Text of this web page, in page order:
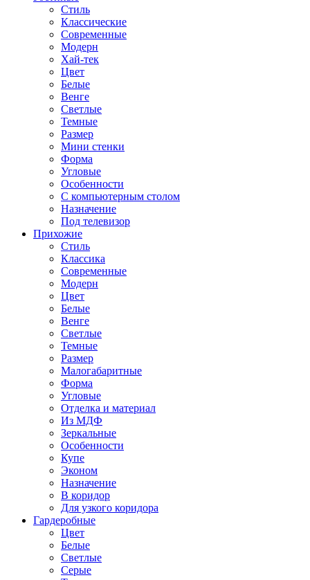
Стиль
Классические
Современные
Модерн
Хай-тек
Цвет
Белые
Венге
Светлые
Темные
Размер
Мини стенки
Форма
Угловые
Особенности
С компьютерным столом
Назначение
Под телевизор
Прихожие
Стиль
Классика
Современные
Модерн
Цвет
Белые
Венге
Светлые
Темные
Размер
Малогабаритные
Форма
Угловые
Отделка и материал
Из МДФ
Зеркальные
Особенности
Купе
Эконом
Назначение
В коридор
Для узкого коридора
Гардеробные
Цвет
Белые
Светлые
Серые